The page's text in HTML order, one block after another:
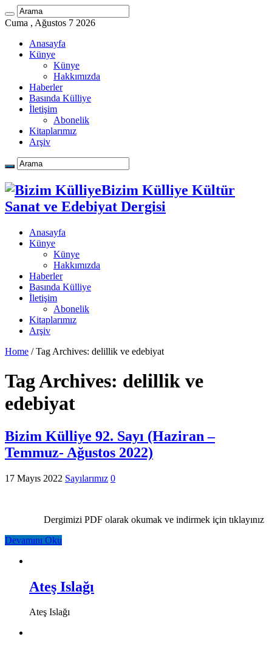
Cuma , Ağustos 7 2026
Anasayfa
Künye
Künye
Hakkımızda
Haberler
Basında Külliye
İletişim
Abonelik
Kitaplarımız
Arşiv
Bizim Külliye Kültür
Sanat ve Edebiyat Dergisi
Anasayfa
Künye
Künye
Hakkımızda
Haberler
Basında Külliye
İletişim
Abonelik
Kitaplarımız
Arşiv
Home / Tag Archives: delillik ve edebiyat
Tag Archives: delillik ve
edebiyat
Bizim Külliye 92. Sayı (Haziran –
Temmuz- Ağustos 2022)
17 Mayıs 2022 Sayılarımız 0
Dergimizi PDF olarak okumak ve indirmek için tıklayınız
Devamını Oku
Ateş Islağı
Ateş Islağı